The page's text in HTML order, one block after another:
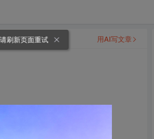
用AI写文章
刷新页面重试